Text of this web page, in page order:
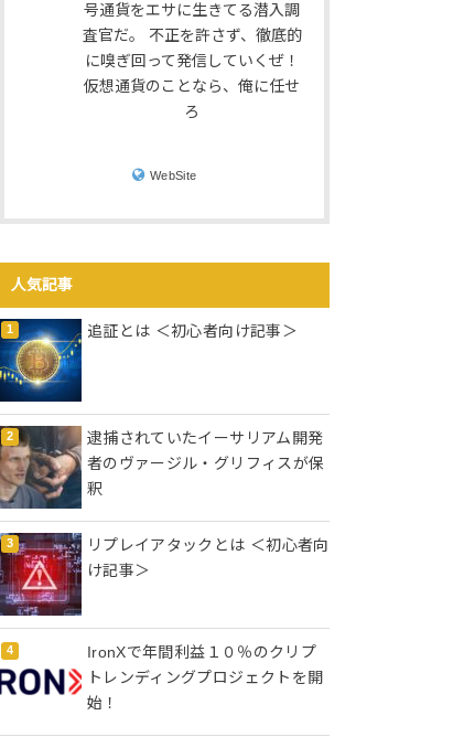
号通貨をエサに生きてる潜入調
査官だ。 不正を許さず、徹底的
に嗅ぎ回って発信していくぜ！
仮想通貨のことなら、俺に任せ
ろ
WebSite
人気記事
追証とは ＜初心者向け記事＞
逮捕されていたイーサリアム開発
者のヴァージル・グリフィスが保
釈
リプレイアタックとは ＜初心者向
け記事＞
IronXで年間利益１０％のクリプ
トレンディングプロジェクトを開
始！